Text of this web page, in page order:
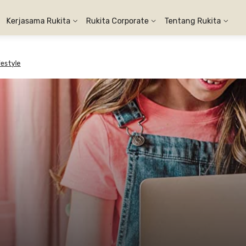
Kerjasama Rukita Rukita Corporate Tentang Rukita